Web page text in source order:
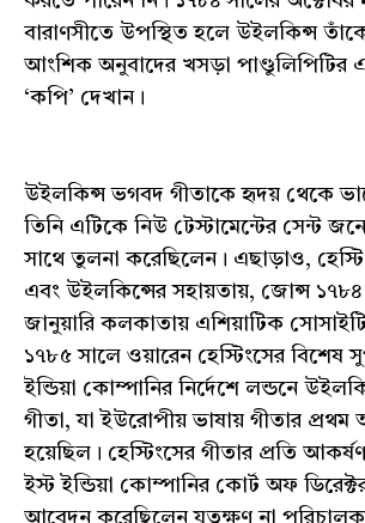
বারাণসীতে উপস্থিত হলে উইলকিন্স
আংশিক অনুবাদের খসড়া পাণ্ডুলিপিটির
‘কপি’ দেখান।
উইলকিন্স ভগবদ গীতাকে হৃদয় থেকে
তিনি এটিকে নিউ টেস্টামেন্টের সেন্ট
সাথে তুলনা করেছিলেন। এছাড়াও,
এবং উইলকিন্সের সহায়তায়, জোন্স
জানুয়ারি কলকাতায় এশিয়াটিক সোসাইটি
১৭৮৫ সালে ওয়ারেন হেস্টিংসের বিশেষ
ইন্ডিয়া কোম্পানির নির্দেশে লন্ডনে
গীতা, যা ইউরোপীয় ভাষায় গীতার প্রথম
হয়েছিল। হেস্টিংসের গীতার প্রতি
ইস্ট ইন্ডিয়া কোম্পানির কোর্ট অফ
আবেদন করেছিলেন যতক্ষণ না